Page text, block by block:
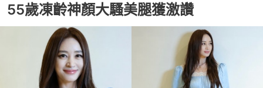
55歲凍齡神顏大騷美腿獲激讚